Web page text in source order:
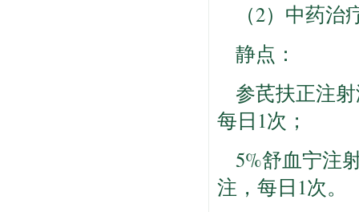
（2）中药治
静点：
参芪扶正注
每日1次；
5%舒血宁注
注，每日1次。